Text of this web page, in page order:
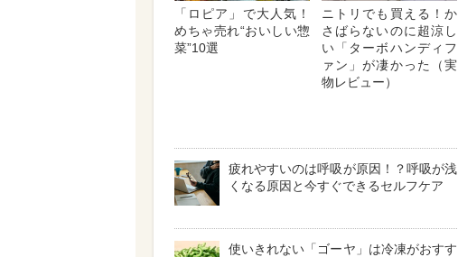
「ロピア」で大人気！
めちゃ売れ“おいしい惣
菜”10選
ニトリでも買える！か
さばらないのに超涼し
い「ターボハンディフ
ァン」が凄かった（実
物レビュー）
疲れやすいのは呼吸が原因！？呼吸が浅
くなる原因と今すぐできるセルフケア
使いきれない「ゴーヤ」は冷凍がおすす